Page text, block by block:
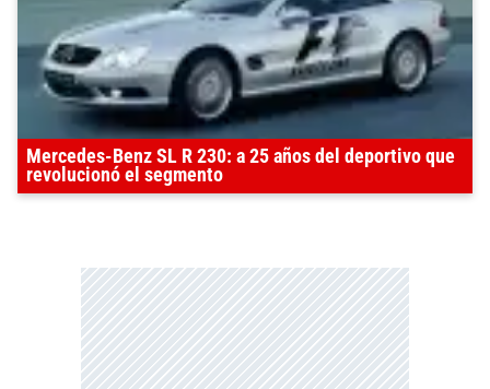
Mercedes-Benz SL R 230: a 25 años del deportivo que
revolucionó el segmento